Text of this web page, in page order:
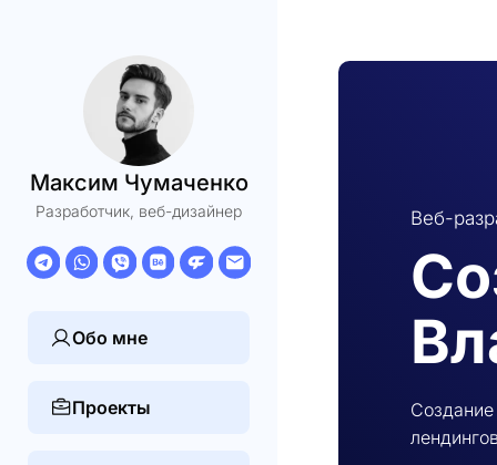
Максим Чумаченко
Разработчик, веб-дизайнер
Обо мне
Проекты
Веб-